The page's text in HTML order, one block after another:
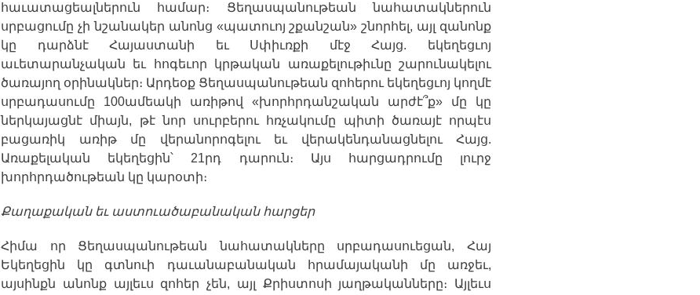
հաւատացեալներուն
համար։ Ցեղասպանութեան
նահատակներուն
սրբացումը չի նշանակեր անոնց «պատուոյ շքանշան»շնորհել, այլ զանոնք
կը
դարձնէ Հայաստանի եւ Սփիւռքի մէջ Հայց. եկեղեցւոյ
աւետարանչական
եւ հոգեւոր կրթական առաքելութիւնը շարունակելու
ծառայող օրինակներ։ Արդեօք Ցեղասպանութեան զոհերու եկեղեցւոյ կողմէ
սրբադասումը 100ամեակի առիթով « խորհրդանշական արժէ՞ք» մը
կը
ներկայացնէ միայն, թէ նոր սուրբերու հռչակումը պիտի ծառայէ
որպէս
բացառիկ
առիթ մը վերանորոգելու եւ վերակենդանացնելու Հայց.
Առաքելական
եկեղեցին՝ 21րդ դարուն։ Այս հարցադրումը
լուրջ
խորհրդածութեան կը կարօտի։
Քաղաքական եւ աստուածաբանական հարցեր
Հիմա որ Ցեղասպանութեան նահատակները սրբադասուեցան,Հայ
Եկեղեցին
կը գտնուի դաւանաբանական հրամայականի մը առջեւ,
այսինքն
անոնք այլեւս զոհեր չեն, այլ Քրիստոսի յաղթականները։
Այլեւս